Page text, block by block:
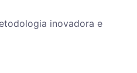
inovadora e